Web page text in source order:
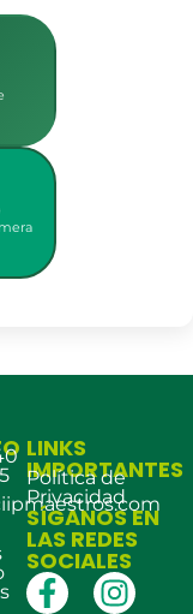
LINKS
IMPORTANTES
Política de
Privacidad
SÍGANOS EN
LAS REDES
SOCIALES